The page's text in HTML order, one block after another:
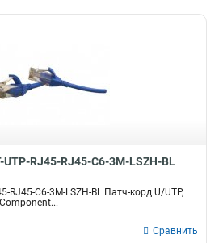
UTP-RJ45-RJ45-C6-3M-LSZH-BL
RJ45-C6-3M-LSZH-BL Патч-корд U/UTP,
Сравнить